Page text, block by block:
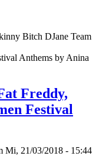
Bitch DJane Team
Anthems by Anina
Freddy,
Festival
Mi, 21/03/2018 - 15:44